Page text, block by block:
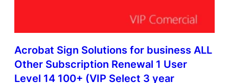
Acrobat Sign Solutions for business ALL
Other Subscription Renewal 1 User
Level 14 100+ (VIP Select 3 year